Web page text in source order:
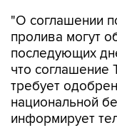
"О соглашении
пролива могут
последующих
что соглашение
требует
национальной
информирует